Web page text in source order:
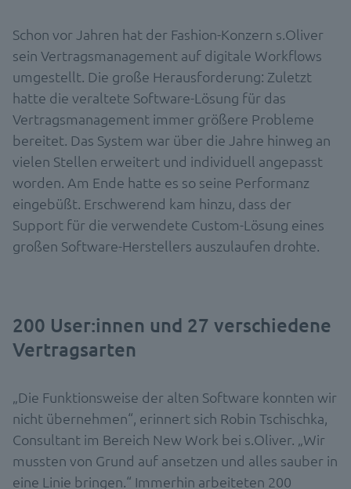
Schon vor Jahren hat der Fashion-Konzern s.Oliver
sein Vertragsmanagement auf digitale Workflows
umgestellt. Die große Herausforderung: Zuletzt
hatte die veraltete Software-Lösung für das
Vertragsmanagement immer größere Probleme
bereitet. Das System war über die Jahre hinweg an
vielen Stellen erweitert und individuell angepasst
worden. Am Ende hatte es so seine Performanz
eingebüßt. Erschwerend kam hinzu, dass der
Support für die verwendete Custom-Lösung eines
großen Software-Herstellers auszulaufen drohte.
200 User:innen und 27 verschiedene
Vertragsarten
„Die Funktionsweise der alten Software konnten wir
nicht übernehmen“, erinnert sich Robin Tschischka,
Consultant im Bereich New Work bei s.Oliver. „Wir
mussten von Grund auf ansetzen und alles sauber in
eine Linie bringen.“ Immerhin arbeiteten 200